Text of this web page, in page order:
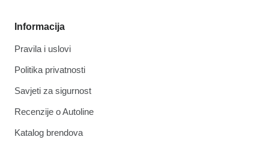
Informacija
Pravila i uslovi
Politika privatnosti
Savjeti za sigurnost
Recenzije o Autoline
Katalog brendova